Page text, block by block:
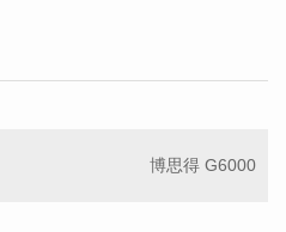
博思得 G6000